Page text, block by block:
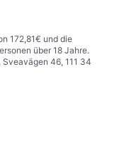
172,81€ und die
über 18 Jahre.
46, 111 34